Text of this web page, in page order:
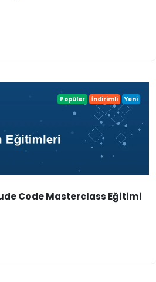
Popüler İndirimli Yeni
Code Masterclass Eğitimi